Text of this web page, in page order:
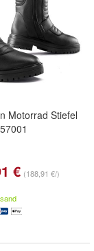
Motorrad Stiefel
€ (188,91 €/)